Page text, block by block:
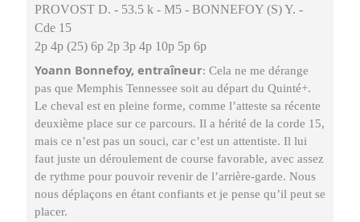
PROVOST D. - 53.5 k - M5 - BONNEFOY (S) Y. -
Cde 15
2p 4p (25) 6p 2p 3p 4p 10p 5p 6p
Yoann Bonnefoy, entraîneur: Cela ne me dérange
pas que Memphis Tennessee soit au départ du Quinté+.
Le cheval est en pleine forme, comme l’atteste sa récente
deuxième place sur ce parcours. Il a hérité de la corde 15,
mais ce n’est pas un souci, car c’est un attentiste. Il lui
faut juste un déroulement de course favorable, avec assez
de rythme pour pouvoir revenir de l’arrière-garde. Nous
nous déplaçons en étant confiants et je pense qu’il peut se
placer.